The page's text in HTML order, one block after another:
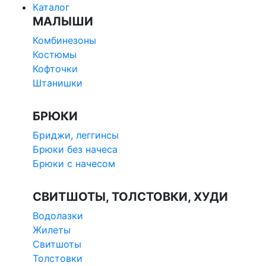
Каталог
МАЛЫШИ
Комбинезоны
Костюмы
Кофточки
Штанишки
БРЮКИ
Бриджи, леггинсы
Брюки без начеса
Брюки с начесом
СВИТШОТЫ, ТОЛСТОВКИ, ХУДИ
Водолазки
Жилеты
Свитшоты
Толстовки